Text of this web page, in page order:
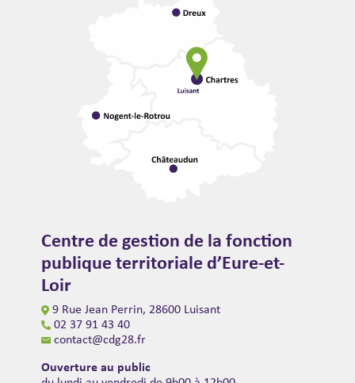
Centre de gestion de la fonction
publique territoriale d’Eure-et-
Loir
9 Rue Jean Perrin, 28600 Luisant
02 37 91 43 40
contact@cdg28.fr
Ouverture au public